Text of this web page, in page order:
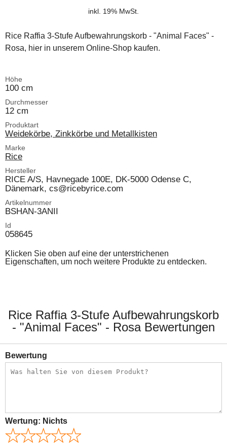
inkl. 19% MwSt.
Rice Raffia 3-Stufe Aufbewahrungskorb - "Animal Faces" -
Rosa, hier in unserem Online-Shop kaufen.
Höhe
100 cm
Durchmesser
12 cm
Produktart
Weidekörbe, Zinkkörbe und Metallkisten
Marke
Rice
Hersteller
RICE A/S, Havnegade 100E, DK-5000 Odense C,
Dänemark, cs@ricebyrice.com
Artikelnummer
BSHAN-3ANII
Id
058645
Klicken Sie oben auf eine der unterstrichenen
Eigenschaften, um noch weitere Produkte zu entdecken.
Rice Raffia 3-Stufe Aufbewahrungskorb
- "Animal Faces" - Rosa Bewertungen
Bewertung
Wertung: Nichts